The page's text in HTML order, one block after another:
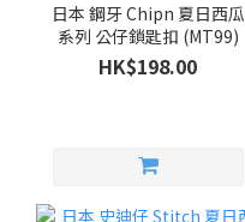
日本 鋼牙 Chipn 夏日西瓜
系列 公仔鎖匙扣 (MT99)
HK$198.00